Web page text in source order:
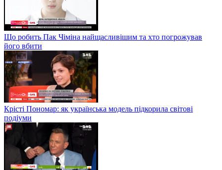
Що робить Пак Чіміна найщасливішим та хто погрожував
його вбити
Крісті Пономар: як українська модель підкорила світові
подіуми